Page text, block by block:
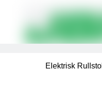
Elektrisk Rullstol